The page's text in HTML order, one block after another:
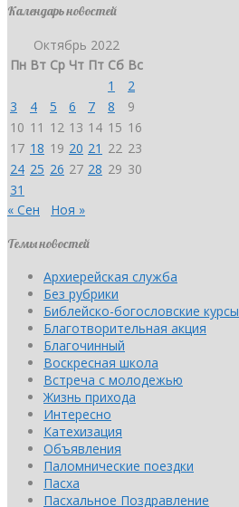
Календарь новостей
Октябрь 2022
Пн Вт Ср Чт Пт Сб Вс
1
2
3
4 5 6 7 8
9
10 11 12 13 14 15 16
17 18 19 20 21 22 23
24 25 26 27 28 29 30
31
« Сен
Ноя »
Темы новостей
Архиерейская служба
Без рубрики
Библейско-богословские курсы
Благотворительная акция
Благочинный
Воскресная школа
Встреча с молодежью
Жизнь прихода
Интересно
Катехизация
Объявления
Паломнические поездки
Пасха
Пасхальное Поздравление